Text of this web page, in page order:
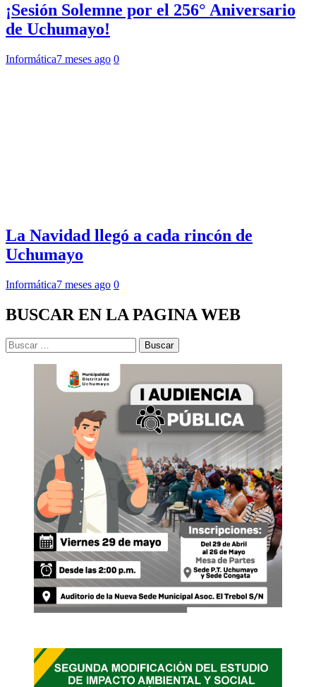
¡Sesión Solemne por el 256° Aniversario
de Uchumayo!
Informática7 meses ago 0
La Navidad llegó a cada rincón de
Uchumayo
Informática7 meses ago 0
BUSCAR EN LA PAGINA WEB
Buscar: